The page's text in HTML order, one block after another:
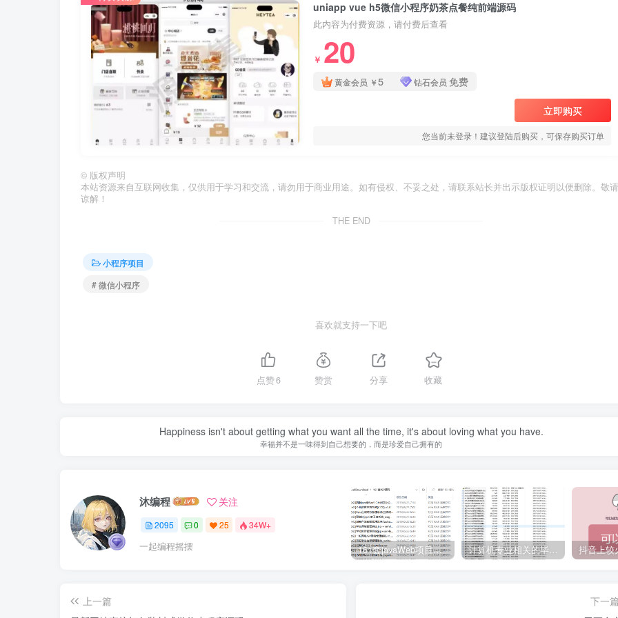
uniapp vue h5微信小程序奶茶点餐纯前端源码
此内容为付费资源，请付费后查看
￥ 20
黄金会员 ￥5 钻石会员 免费
立即购买
您当前未登录！建议登陆后购买，可保存购买订单
© 版权声明
本站资源来自互联网收集，仅供用于学习和交流，请勿用于商业用途。如有侵权、不妥之处，请联系站长并出示版权证明以便删除。敬请
谅解！
THE END
小程序项目
# 微信小程序
喜欢就支持一下吧
点赞6 赞赏 分享 收藏
Happiness isn't about getting what you want all the time, it's about loving what you have.
幸福并不是一味得到自己想要的，而是珍爱自己拥有的
沐编程 关注
2095 0 25 34W+
一起编程摇摆 161套javaWeb项目源码免费分享 计算机专业相关的毕业设计论文合集免费下载
上一篇
下一